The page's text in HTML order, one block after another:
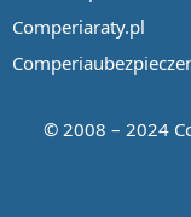
Comperiaraty.pl
© 2008 – 2024